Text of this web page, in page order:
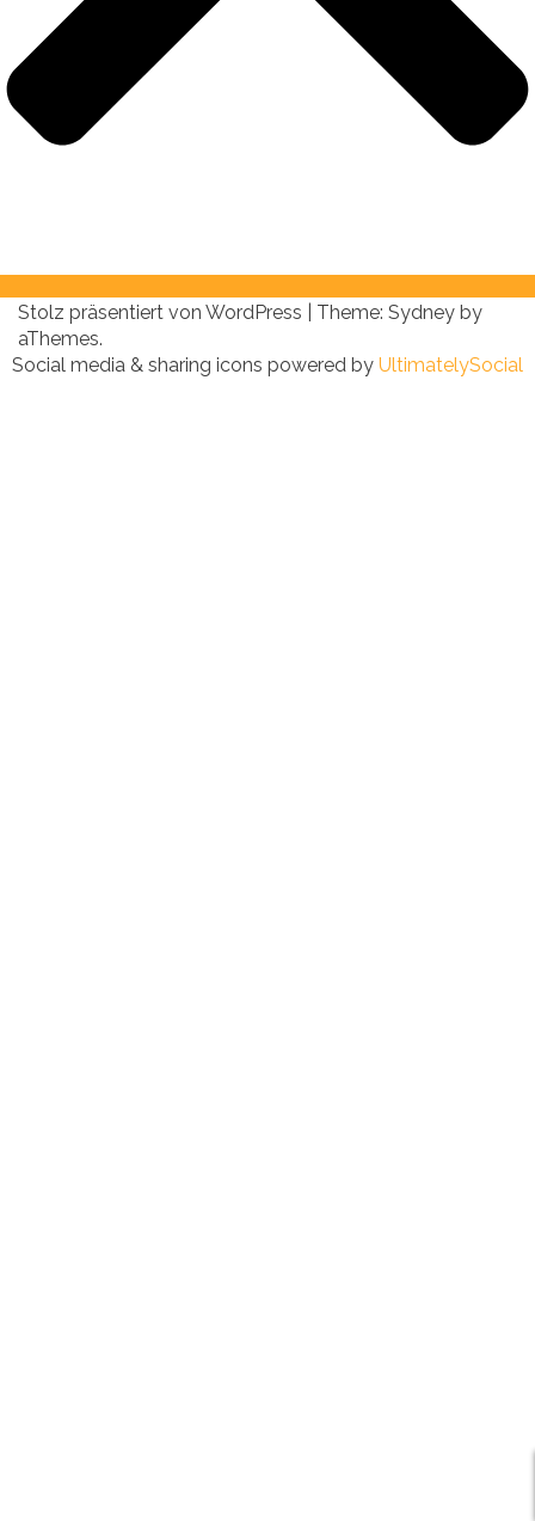
Stolz präsentiert von WordPress Theme: Sydney by
aThemes.
Social media & sharing icons powered by UltimatelySocial